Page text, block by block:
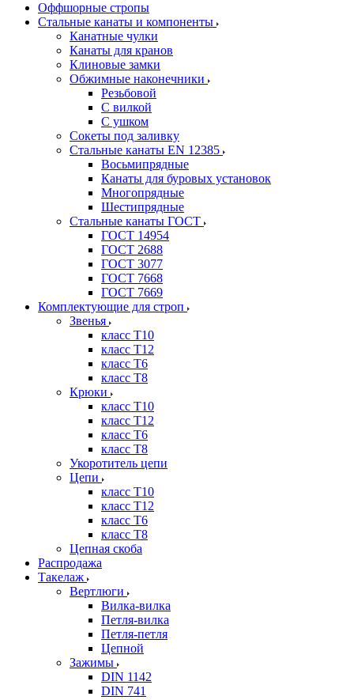
Оффшорные стропы
Стальные канаты и компоненты
Канатные чулки
Канаты для кранов
Клиновые замки
Обжимные наконечники
Резьбовой
С вилкой
С ушком
Сокеты под заливку
Стальные канаты EN 12385
Восьмипрядные
Канаты для буровых установок
Многопрядные
Шестипрядные
Стальные канаты ГОСТ
ГОСТ 14954
ГОСТ 2688
ГОСТ 3077
ГОСТ 7668
ГОСТ 7669
Комплектующие для строп
Звенья
класс Т10
класс Т12
класс Т6
класс Т8
Крюки
класс Т10
класс Т12
класс Т6
класс Т8
Укоротитель цепи
Цепи
класс Т10
класс Т12
класс Т6
класс Т8
Цепная скоба
Распродажа
Такелаж
Вертлюги
Вилка-вилка
Петля-вилка
Петля-петля
Цепной
Зажимы
DIN 1142
DIN 741